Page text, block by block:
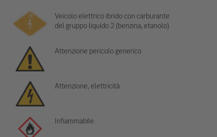
Veicolo elettrico ibrido con carburante
del gruppo liquido 2 (benzina, etanolo)
Attenzione pericolo generico
Attenzione, elettricità
Infiammabile